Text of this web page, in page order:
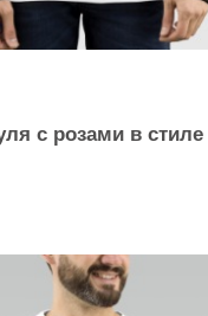
с розами в стиле